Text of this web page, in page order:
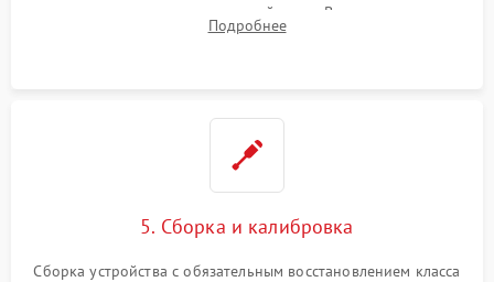
контроллеров на материнской плате. Восстановление
разъемов и кнопок, замена поврежденных элементов
Подробнее
5. Сборка и калибровка
Сборка устройства с обязательным восстановлением класса